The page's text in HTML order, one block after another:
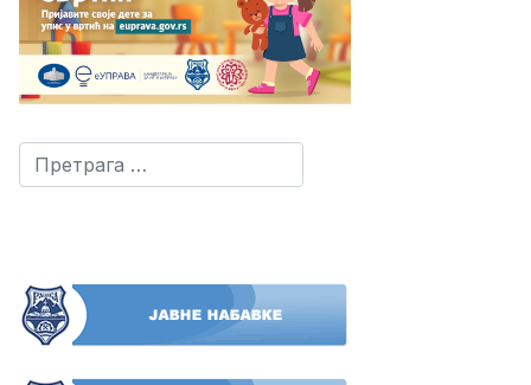
Претрага